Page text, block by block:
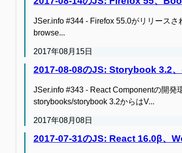
JSer.info #344 - Firefox 55.0がリリース
browse...
2017年08月15日
2017-08-08のJS: Storybook 3.2
JSer.info #343 - React Componentの開発
storybooks/storybook 3.2からはV...
2017年08月08日
2017-07-31のJS: React 16.0β、